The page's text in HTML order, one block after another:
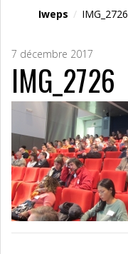
Iweps / IMG_2726
7 décembre 2017
IMG_2726